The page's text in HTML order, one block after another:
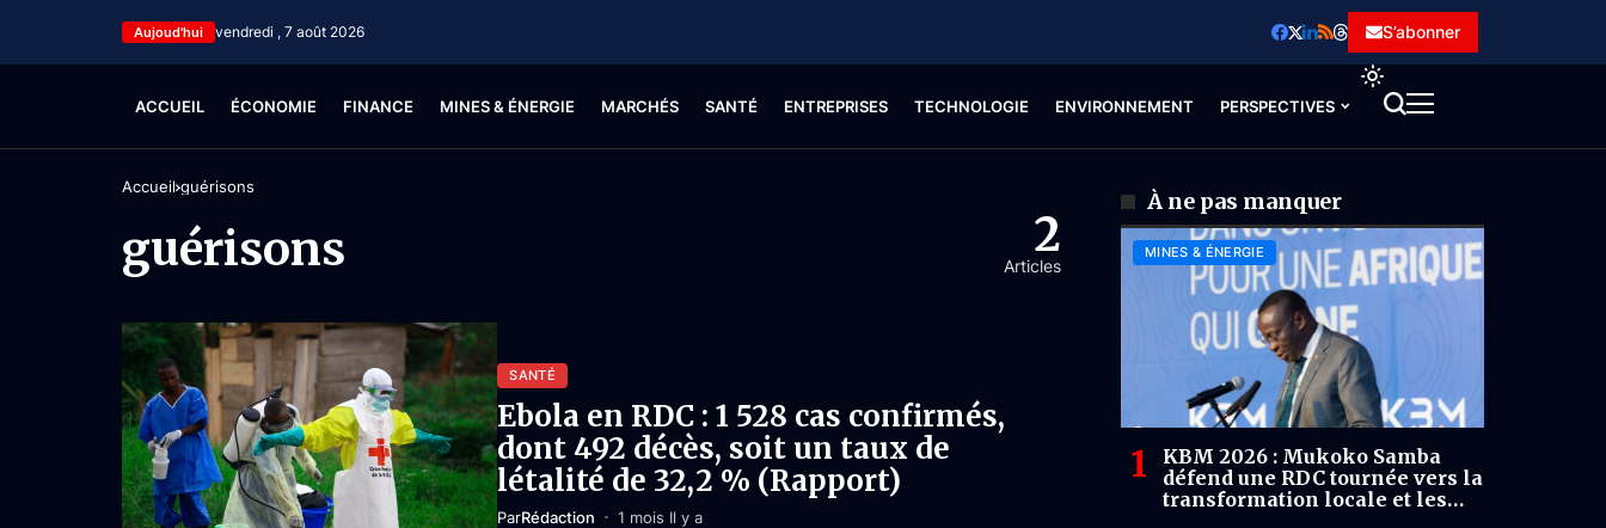
Aujoud'hui vendredi , 7 août 2026 S’abonner
ACCUEIL ÉCONOMIE FINANCE MINES & ÉNERGIE MARCHÉS SANTÉ ENTREPRISES TECHNOLOGIE ENVIRONNEMENT PERSPECTIVES
Accueil guérisons
guérisons 2
Articles
SANTÉ
Ebola en RDC : 1 528 cas confirmés,
dont 492 décès, soit un taux de
létalité de 32,2 % (Rapport)
ParRédaction 1 mois Il y a
À ne pas manquer
MINES & ÉNERGIE
KBM 2026 : Mukoko Samba
défend une RDC tournée vers la
transformation locale et les